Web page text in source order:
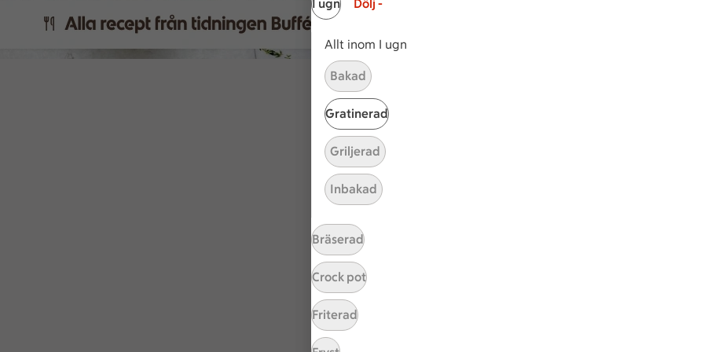
I ugn Dölj -
Allt inom I ugn
Bakad
Gratinerad
Griljerad
Inbakad
Bräserad
Crock pot
Friterad